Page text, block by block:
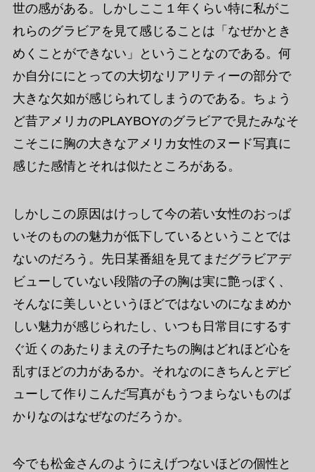
世の感がある。しかしここ１年くらい特に私がこ
れらのグラビアを見て感じることは「なぜかとき
めくことができない」ということなのである。何
か自分ににとっての大切なリアリティーの部分で
大きな欠如が感じられてしまうのである。ちょう
ど昔アメリカのPLAYBOYのグラビアで見たみなそ
こそこに胸の大きなアメリカ女性のヌード写真に
感じた感情とそれは似たところがある。
しかしこの原因はけっして今の若い女性のおっぱ
いそのものの魅力が低下しているということでは
ないのだろう。先日某番組を見てまだグラビアデ
ビューしていない段階の子の胸は実に艶っぽく、
そんなに美しいというほどではないのになまめか
しい魅力が感じられたし、いつも日常目にするす
ぐ近くのあたりまえの子たちの胸はどれほど心を
乱すほどの力があるか。それなのにきちんとデビ
ューして作りこんだ写真がもうつまらないものば
かりなのはなぜなのだろうか。
今でも松金さんのようにえげつないほどの個性と